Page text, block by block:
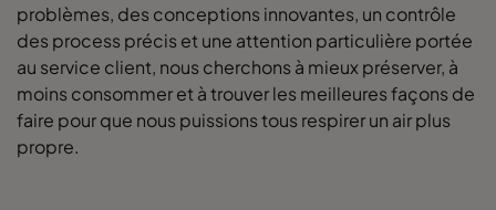
problèmes, des conceptions innovantes, un contrôle
des process précis et une attention particulière portée
au service client, nous cherchons à mieux préserver, à
moins consommer et à trouver les meilleures façons de
faire pour que nous puissions tous respirer un air plus
propre.